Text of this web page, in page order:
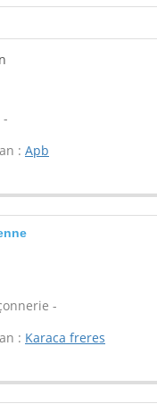
-
: Apb
-
: Karaca freres